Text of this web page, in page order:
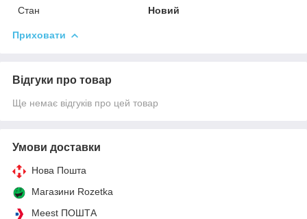
Стан
Новий
Приховати
Відгуки про товар
Ще немає відгуків про цей товар
Умови доставки
Нова Пошта
Магазини Rozetka
Meest ПОШТА